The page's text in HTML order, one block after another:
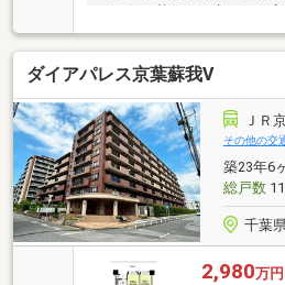
た住み替えを目的とした買
料秘密厳守です。☆最新の
を随時実施しています。相
無料セミナーや相談サービ
サポートも行います。☆セン
数NO1！！弊社は昨年全店
ネットワークを活かし、お
スを提供し、楽しい物件探
きます。お気軽にご相談くだ
ダイアパレス京葉蘇我Ⅴ
ＪＲ
その他の交
築23年6
総戸数
千葉
2,980万円